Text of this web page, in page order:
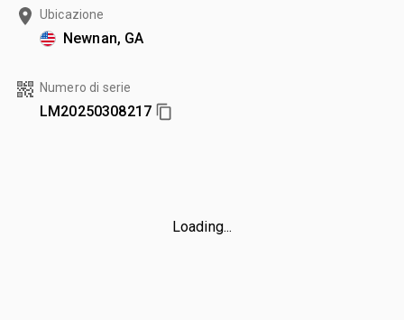
Ubicazione
Newnan, GA
Numero di serie
LM20250308217
Loading...